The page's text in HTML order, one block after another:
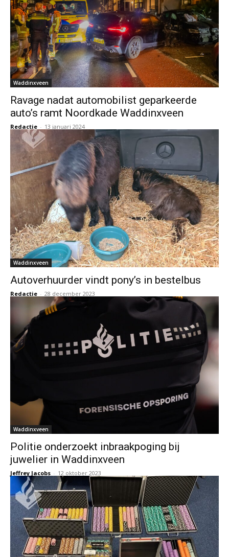
Waddinxveen
Ravage nadat automobilist geparkeerde
auto’s ramt Noordkade Waddinxveen
Redactie - 13 januari 2024
Waddinxveen
Autoverhuurder vindt pony’s in bestelbus
Redactie - 28 december 2023
Waddinxveen
Politie onderzoekt inbraakpoging bij
juwelier in Waddinxveen
Jeffrey Jacobs - 12 oktober 2023